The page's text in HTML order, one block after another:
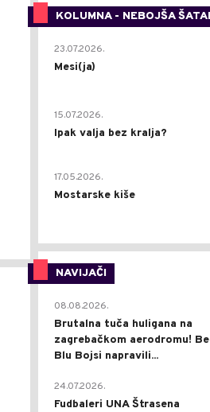
KOLUMNA - NEBOJŠA
23.07.2026.
Mesi(ja)
15.07.2026.
Ipak valja bez kralja?
17.05.2026.
Mostarske kiše
NAVIJAČI
08.08.2026.
Brutalna tuča huligana na
zagrebačkom aerodromu!
Blu Bojsi napravili...
24.07.2026.
Fudbaleri UNA Štrasena